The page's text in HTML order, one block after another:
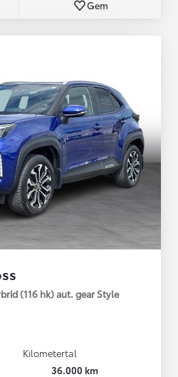
Gem
(116 hk) aut. gear Style
Kilometertal
36.000 km